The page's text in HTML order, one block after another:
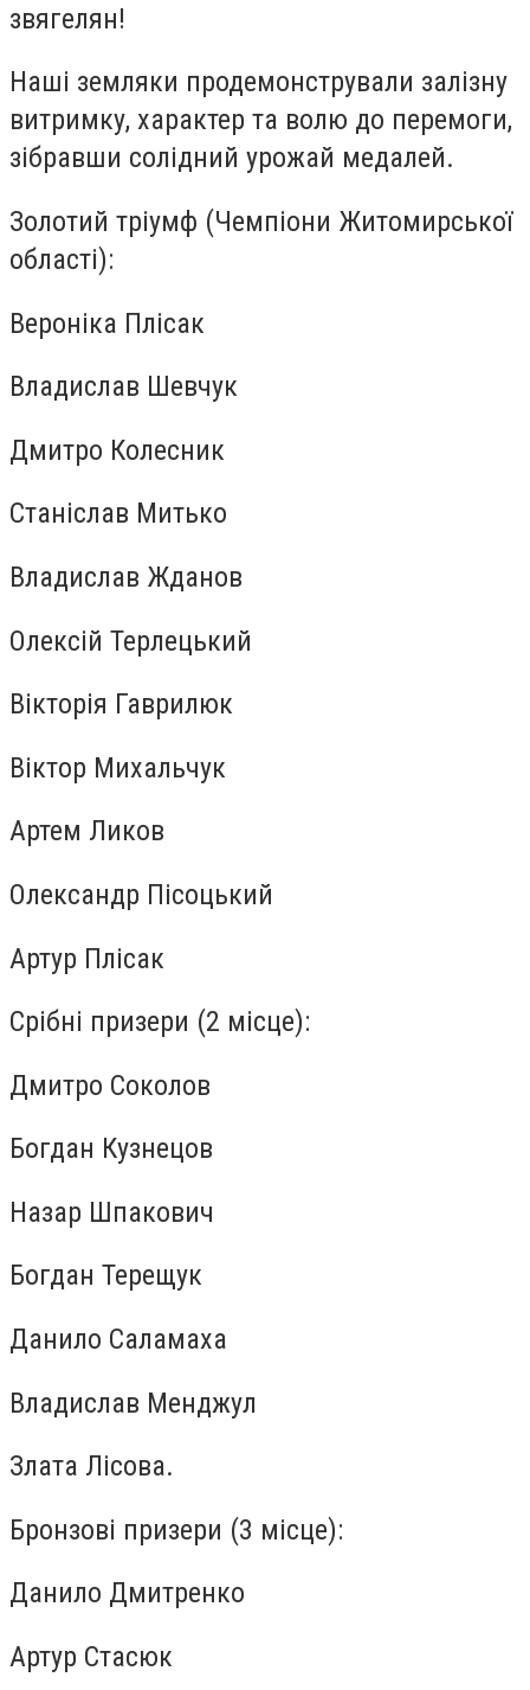
звягелян!
Наші земляки продемонстрували залізну
витримку, характер та волю до перемоги,
зібравши солідний урожай медалей.
Золотий тріумф (Чемпіони Житомирської
області):
Вероніка Плісак
Владислав Шевчук
Дмитро Колесник
Станіслав Митько
Владислав Жданов
Олексій Терлецький
Вікторія Гаврилюк
Віктор Михальчук
Артем Ликов
Олександр Пісоцький
Артур Плісак
Срібні призери (2 місце):
Дмитро Соколов
Богдан Кузнецов
Назар Шпакович
Богдан Терещук
Данило Саламаха
Владислав Менджул
Злата Лісова.
Бронзові призери (3 місце):
Данило Дмитренко
Артур Стасюк